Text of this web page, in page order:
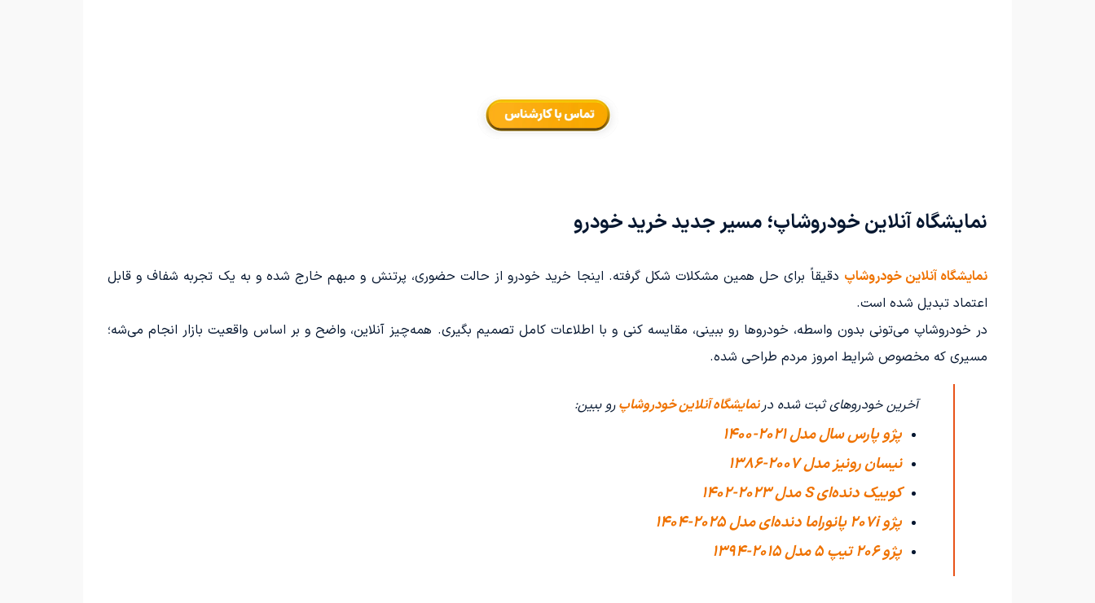
نمایشگاه آنلاین خودروشاپ؛ مسیر جدید خرید خودرو
نمایشگاه آنلاین خودروشاپ دقیقاً برای حل همین مشکلات شکل گرفته. اینجا خرید خودرو از حالت حضوری، پرتنش و مبهم خارج شده و به یک تجربه شفاف و قابل
اعتماد تبدیل شده است.
در خودروشاپ می‌تونی بدون واسطه، خودروها رو ببینی، مقایسه کنی و با اطلاعات کامل تصمیم بگیری. همه‌چیز آنلاین، واضح و بر اساس واقعیت بازار انجام می‌شه؛
مسیری که مخصوص شرایط امروز مردم طراحی شده.
آخرین خودروهای ثبت شده درنمایشگاه آنلاین خودروشاپرو ببین:
پژو پارس سال مدل 2021-1400
نیسان رونیز مدل 2007-1386
کوییک دنده‌ای S مدل 2023-1402
پژو 207i پانوراما دنده‌ای مدل 2025-1404
پژو 206 تیپ ۵ مدل 2015-1394